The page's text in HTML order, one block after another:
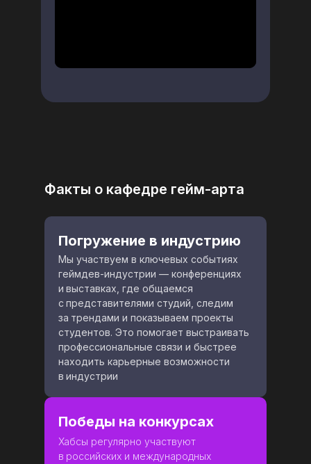
Факты о кафедре гейм-арта
Погружение в индустрию
Мы участвуем в ключевых событиях
геймдев-индустрии — конференциях
и выставках, где общаемся
с представителями студий, следим
за трендами и показываем проекты
студентов. Это помогает выстраивать
профессиональные связи и быстрее
находить карьерные возможности
в индустрии
Победы на конкурсах
Хабсы регулярно участвуют
в российских и международных